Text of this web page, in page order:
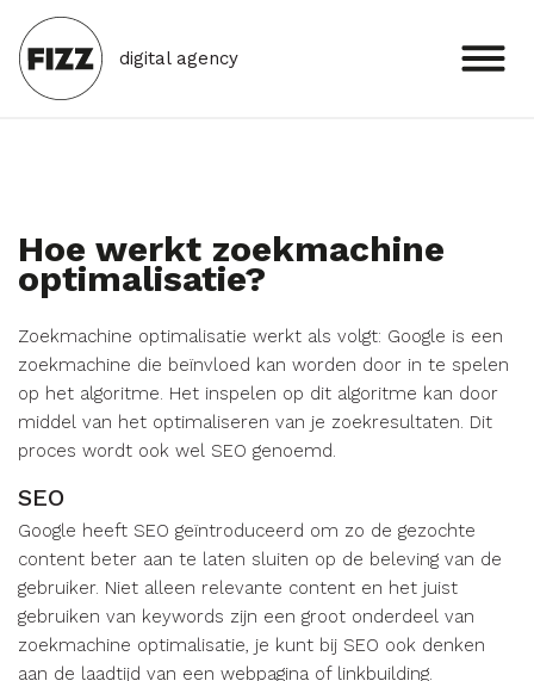
digital agency
Hoe werkt zoekmachine
optimalisatie?
Zoekmachine optimalisatie werkt als volgt: Google is een
zoekmachine die beïnvloed kan worden door in te spelen
op het algoritme. Het inspelen op dit algoritme kan door
middel van het optimaliseren van je zoekresultaten. Dit
proces wordt ook wel SEO genoemd.
SEO
Google heeft SEO geïntroduceerd om zo de gezochte
content beter aan te laten sluiten op de beleving van de
gebruiker. Niet alleen relevante content en het juist
gebruiken van keywords zijn een groot onderdeel van
zoekmachine optimalisatie, je kunt bij SEO ook denken
aan de laadtijd van een webpagina of linkbuilding.